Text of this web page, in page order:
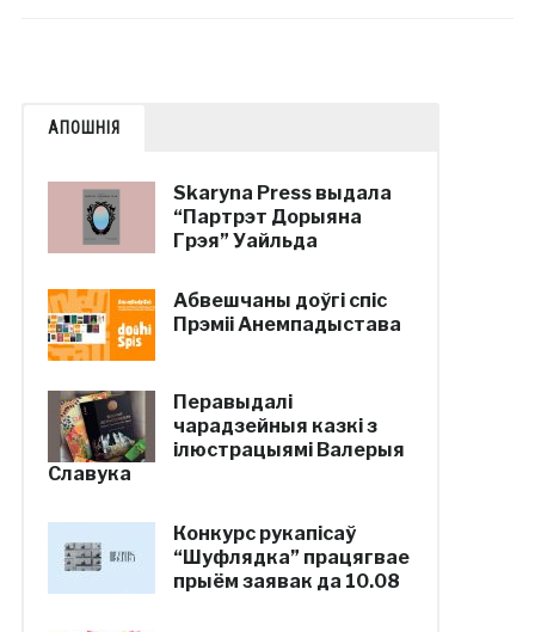
АПОШНІЯ
Skaryna Press выдала
“Партрэт Дорыяна
Грэя” Уайльда
Абвешчаны доўгі спіс
Прэміі Анемпадыстава
Перавыдалі
чарадзейныя казкі з
ілюстрацыямі Валерыя
Славука
Конкурс рукапісаў
“Шуфлядка” працягвае
прыём заявак да 10.08